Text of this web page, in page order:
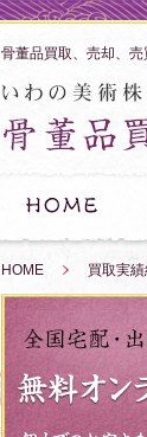
骨董品買取、売却、売
HOME 買取実